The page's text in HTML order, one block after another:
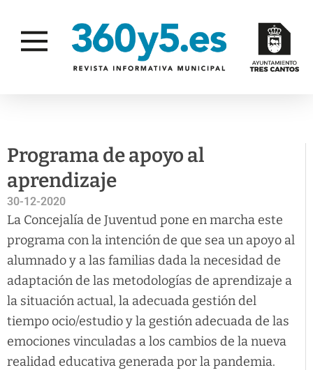
Programa de apoyo al
aprendizaje
30-12-2020
La Concejalía de Juventud pone en marcha este
programa con la intención de que sea un apoyo al
alumnado y a las familias dada la necesidad de
adaptación de las metodologías de aprendizaje a
la situación actual, la adecuada gestión del
tiempo ocio/estudio y la gestión adecuada de las
emociones vinculadas a los cambios de la nueva
realidad educativa generada por la pandemia.